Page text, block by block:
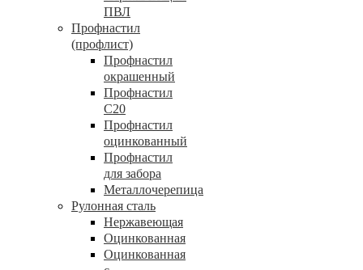
ПВЛ
Профнастил
(профлист)
Профнастил
окрашенный
Профнастил
С20
Профнастил
оцинкованный
Профнастил
для забора
Металлочерепица
Рулонная сталь
Нержавеющая
Оцинкованная
Оцинкованная